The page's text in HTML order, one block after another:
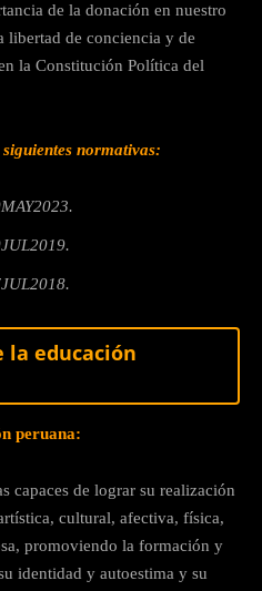
de la donación en nuestro
libertad de conciencia y de
la Constitución Política del
normativas:
la educación
peruana:
capaces de lograr su realización
cultural, afectiva, física,
promoviendo la formación y
identidad y autoestima y su